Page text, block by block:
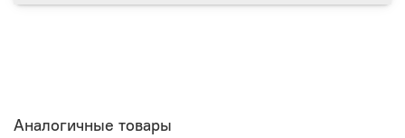
Аналогичные товары